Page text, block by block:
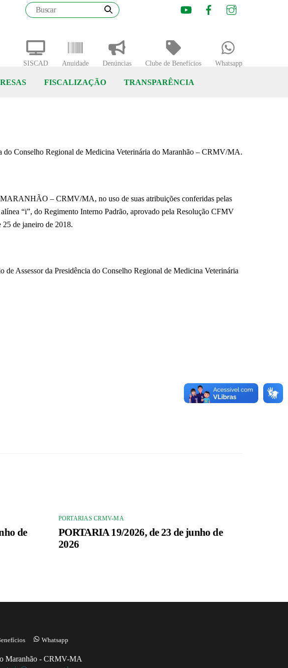
FISCALIZAÇÃO TRANSPARÊNCIA
SISCAD Anuidade Denúncias Clube de Benefícios Whatsapp
Youtube Facebook
Conselho Regional de Medicina Veterinária do Maranhão – CRMV/MA.
– CRMV/MA, no uso de suas atribuições conferidas pelas
“i”, do Regimento Interno Padrão, aprovado pela Resolução CFMV
25 de janeiro de 2018.
Assessor da Presidência do Conselho Regional de Medicina Veterinária
de
PORTARIAS CRMV-MA
PORTARIA 19/2026, de 23 de junho de
2026
Whatsapp
Maranhão - CRMV-MA